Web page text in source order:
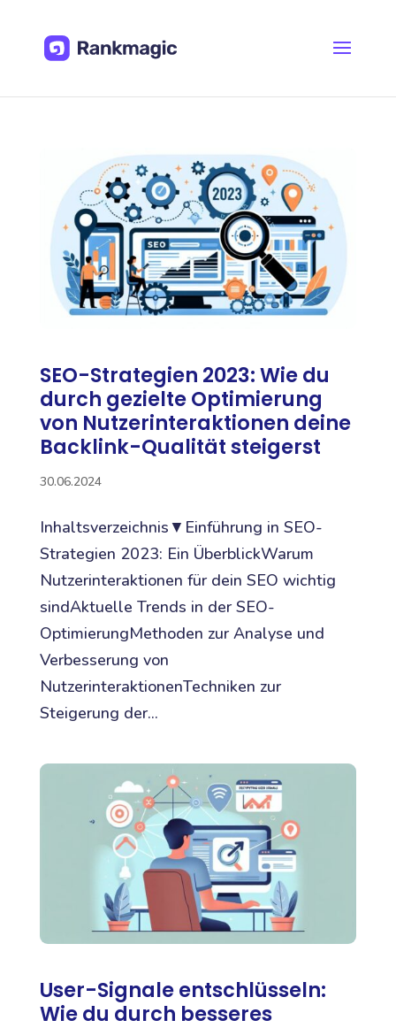
SEO-Strategien 2023: Wie du
durch gezielte Optimierung
von Nutzerinteraktionen deine
Backlink-Qualität steigerst
30.06.2024
Inhaltsverzeichnis▼Einführung in SEO-
Strategien 2023: Ein ÜberblickWarum
Nutzerinteraktionen für dein SEO wichtig
sindAktuelle Trends in der SEO-
OptimierungMethoden zur Analyse und
Verbesserung von
NutzerinteraktionenTechniken zur
Steigerung der...
User-Signale entschlüsseln:
Wie du durch besseres